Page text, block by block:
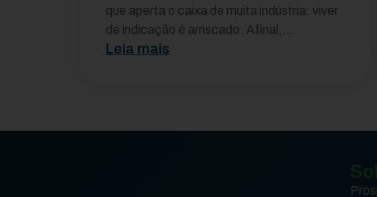
que aperta o caixa de muita indústria: viver
de indicação é arriscado. Afinal,...
Leia mais